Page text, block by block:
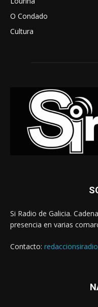
O Condado
Cultura
Si Radio de Galicia.
presencia en varias
Contacto: